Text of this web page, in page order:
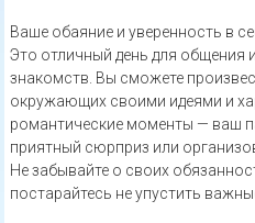
Ваше обаяние и уверенность в
Это отличный день для общения
знакомств. Вы сможете
окружающих своими идеями и
романтические моменты — ваш
приятный сюрприз или
Не забывайте о своих
постарайтесь не упустить